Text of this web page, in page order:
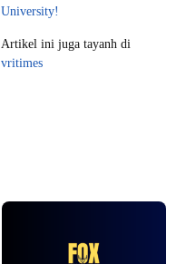
University!
Artikel ini juga tayanh di
vritimes